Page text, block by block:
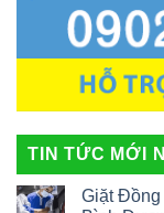
TIN TỨC MỚI
Giặt Đồng